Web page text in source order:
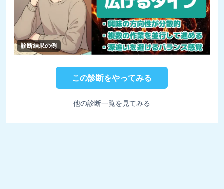
診断結果の例
この診断をやってみる
他の診断一覧を見てみる